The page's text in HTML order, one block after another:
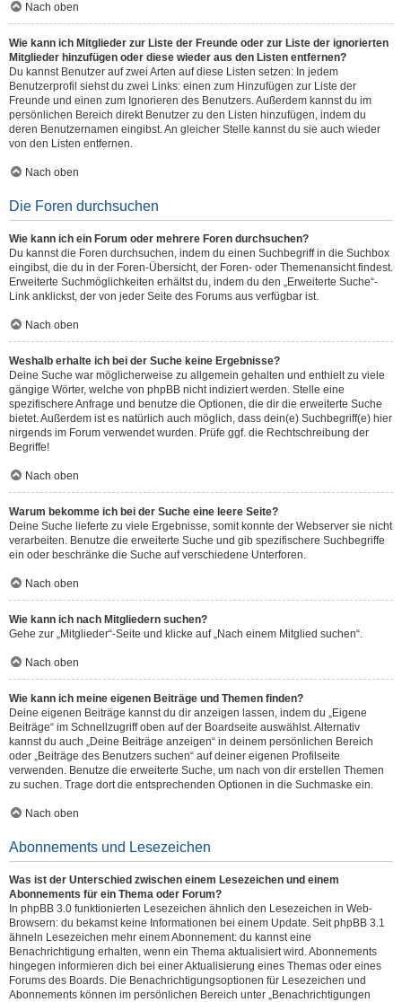
Nach oben
Wie kann ich Mitglieder zur Liste der Freunde oder zur Liste der ignorierten
Mitglieder hinzufügen oder diese wieder aus den Listen entfernen?
Du kannst Benutzer auf zwei Arten auf diese Listen setzen: In jedem
Benutzerprofil siehst du zwei Links: einen zum Hinzufügen zur Liste der
Freunde und einen zum Ignorieren des Benutzers. Außerdem kannst du im
persönlichen Bereich direkt Benutzer zu den Listen hinzufügen, indem du
deren Benutzernamen eingibst. An gleicher Stelle kannst du sie auch wieder
von den Listen entfernen.
Nach oben
Die Foren durchsuchen
Wie kann ich ein Forum oder mehrere Foren durchsuchen?
Du kannst die Foren durchsuchen, indem du einen Suchbegriff in die Suchbox
eingibst, die du in der Foren-Übersicht, der Foren- oder Themenansicht findest.
Erweiterte Suchmöglichkeiten erhältst du, indem du den „Erweiterte Suche“-
Link anklickst, der von jeder Seite des Forums aus verfügbar ist.
Nach oben
Weshalb erhalte ich bei der Suche keine Ergebnisse?
Deine Suche war möglicherweise zu allgemein gehalten und enthielt zu viele
gängige Wörter, welche von phpBB nicht indiziert werden. Stelle eine
spezifischere Anfrage und benutze die Optionen, die dir die erweiterte Suche
bietet. Außerdem ist es natürlich auch möglich, dass dein(e) Suchbegriff(e) hier
nirgends im Forum verwendet wurden. Prüfe ggf. die Rechtschreibung der
Begriffe!
Nach oben
Warum bekomme ich bei der Suche eine leere Seite?
Deine Suche lieferte zu viele Ergebnisse, somit konnte der Webserver sie nicht
verarbeiten. Benutze die erweiterte Suche und gib spezifischere Suchbegriffe
ein oder beschränke die Suche auf verschiedene Unterforen.
Nach oben
Wie kann ich nach Mitgliedern suchen?
Gehe zur „Mitglieder“-Seite und klicke auf „Nach einem Mitglied suchen“.
Nach oben
Wie kann ich meine eigenen Beiträge und Themen finden?
Deine eigenen Beiträge kannst du dir anzeigen lassen, indem du „Eigene
Beiträge“ im Schnellzugriff oben auf der Boardseite auswählst. Alternativ
kannst du auch „Deine Beiträge anzeigen“ in deinem persönlichen Bereich
oder „Beiträge des Benutzers suchen“ auf deiner eigenen Profilseite
verwenden. Benutze die erweiterte Suche, um nach von dir erstellen Themen
zu suchen. Trage dort die entsprechenden Optionen in die Suchmaske ein.
Nach oben
Abonnements und Lesezeichen
Was ist der Unterschied zwischen einem Lesezeichen und einem
Abonnements für ein Thema oder Forum?
In phpBB 3.0 funktionierten Lesezeichen ähnlich den Lesezeichen in Web-
Browsern: du bekamst keine Informationen bei einem Update. Seit phpBB 3.1
ähneln Lesezeichen mehr einem Abonnement: du kannst eine
Benachrichtigung erhalten, wenn ein Thema aktualisiert wird. Abonnements
hingegen informieren dich bei einer Aktualisierung eines Themas oder eines
Forums des Boards. Die Benachrichtigungsoptionen für Lesezeichen und
Abonnements können im persönlichen Bereich unter „Benachrichtigungen